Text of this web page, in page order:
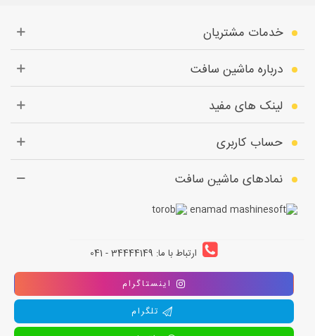
خدمات مشتریان
درباره ماشین سافت
لینک های مفید
حساب کاربری
نمادهای ماشین سافت
ارتباط با ما: 34444149 - 041
اینستاگرام
تلگرام